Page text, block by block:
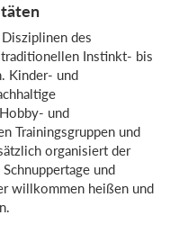
des
Instinkt- bis
Kinder- und
und
Trainingsgruppen und
organisiert der
und
willkommen heißen und